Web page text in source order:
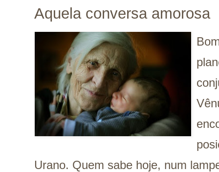
Aquela conversa amorosa
Urano. Quem sabe hoje, num